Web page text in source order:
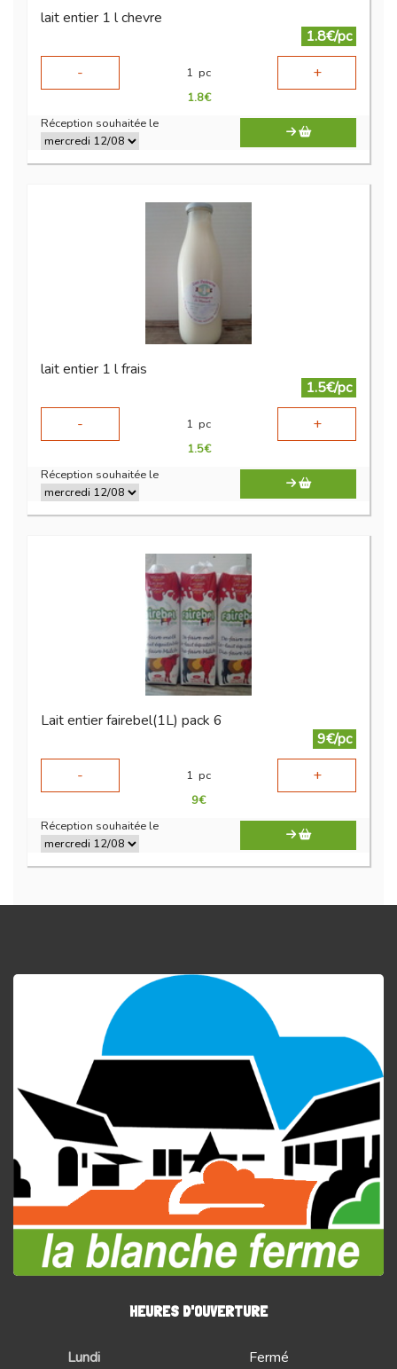
lait entier 1 l chevre
1.8€/pc
-
1 pc +
1.8€
Réception souhaitée le
lait entier 1 l frais
1.5€/pc
-
1 pc +
1.5€
Réception souhaitée le
Lait entier fairebel(1L) pack 6
9€/pc
-
1 pc +
9€
Réception souhaitée le
HEURES D'OUVERTURE
Lundi
Fermé